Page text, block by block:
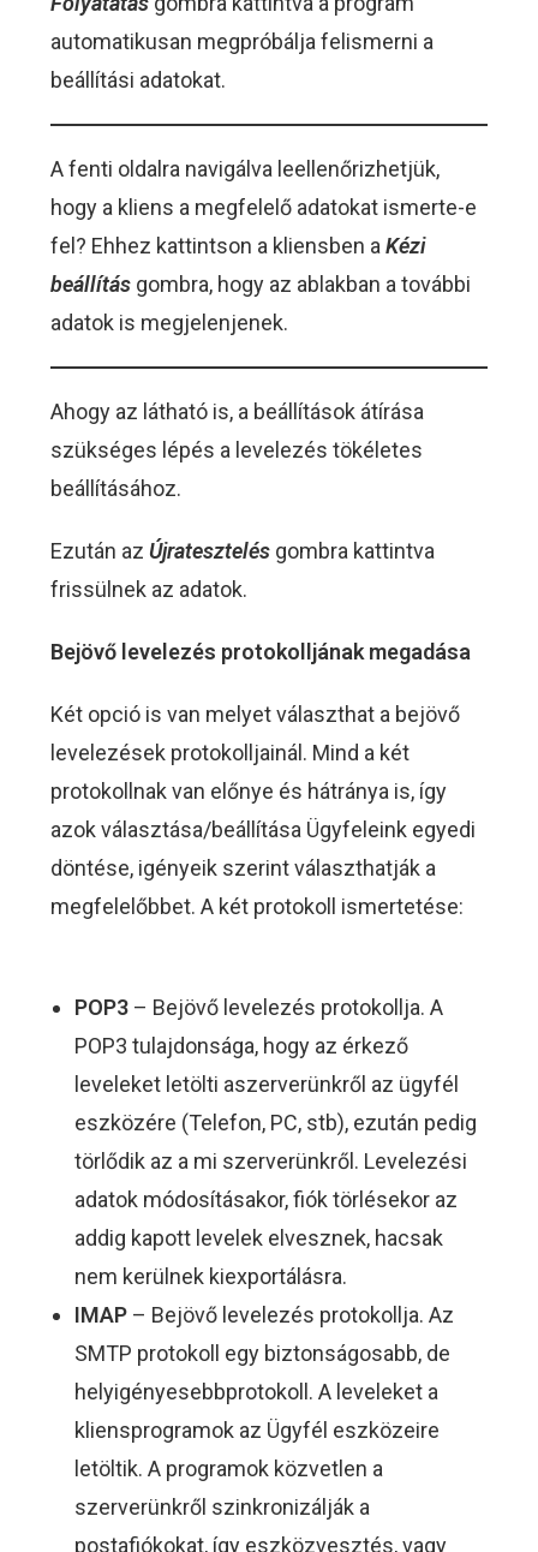
automatikusan megpróbálja felismerni a
beállítási adatokat.
A fenti oldalra navigálva leellenőrizhetjük,
hogy a kliens a megfelelő adatokat ismerte-e
fel? Ehhez kattintson a kliensben aKézi
beállítás gombra, hogy az ablakban a további
adatok is megjelenjenek.
Ahogy az látható is, a beállítások átírása
szükséges lépés a levelezés tökéletes
beállításához.
Ezután az Újratesztelés gombra kattintva
frissülnek az adatok.
Bejövő levelezés protokolljának megadása
Két opció is van melyet választhat a bejövő
levelezések protokolljainál. Mind a két
protokollnak van előnye és hátránya is, így
azok választása/beállítása Ügyfeleink egyedi
döntése, igényeik szerint választhatják a
megfelelőbbet. A két protokoll ismertetése:
POP3 – Bejövő levelezés protokollja. A
POP3 tulajdonsága, hogy az érkező
leveleket letölti aszerverünkről az ügyfél
eszközére (Telefon, PC, stb), ezután pedig
törlődik az a mi szerverünkről. Levelezési
adatok módosításakor, fiók törlésekor az
addig kapott levelek elvesznek, hacsak
nem kerülnek kiexportálásra.
IMAP – Bejövő levelezés protokollja. Az
SMTP protokoll egy biztonságosabb, de
helyigényesebbprotokoll. A leveleket a
kliensprogramok az Ügyfél eszközeire
letöltik. A programok közvetlen a
szerverünkről szinkronizálják a
postafiókokat, így eszközvesztés, vagy